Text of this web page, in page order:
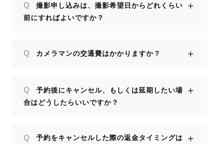
Q
撮影申し込みは、撮影希望日からどれくらい
前にすればよいですか？
＋
Q カメラマンの交通費はかかりますか？ ＋
Q
予約後にキャンセル、もしくは延期したい場
合はどうしたらいいですか？
＋
Q
予約をキャンセルした際の返金タイミングは
＋